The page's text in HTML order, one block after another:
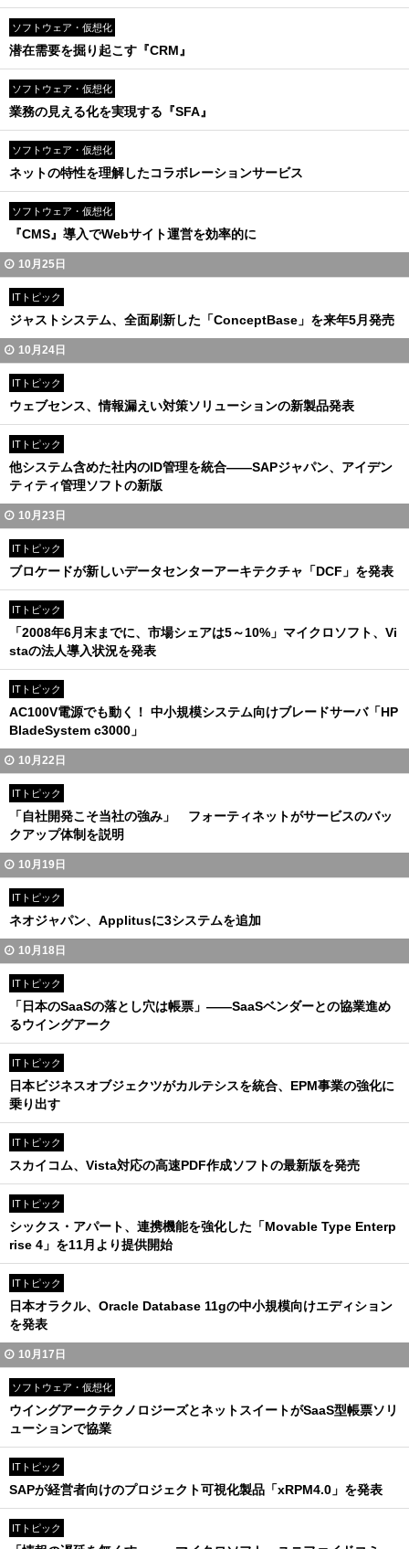
ソフトウェア・仮想化
潜在需要を掘り起こす『CRM』
ソフトウェア・仮想化
業務の見える化を実現する『SFA』
ソフトウェア・仮想化
ネットの特性を理解したコラボレーションサービス
ソフトウェア・仮想化
『CMS』導入でWebサイト運営を効率的に
10月25日
ITトピック
ジャストシステム、全面刷新した「ConceptBase」を来年5月発売
10月24日
ITトピック
ウェブセンス、情報漏えい対策ソリューションの新製品発表
ITトピック
他システム含めた社内のID管理を統合――SAPジャパン、アイデン
ティティ管理ソフトの新版
10月23日
ITトピック
ブロケードが新しいデータセンターアーキテクチャ「DCF」を発表
ITトピック
「2008年6月末までに、市場シェアは5～10%」マイクロソフト、Vi
staの法人導入状況を発表
ITトピック
AC100V電源でも動く！ 中小規模システム向けブレードサーバ「HP
BladeSystem c3000」
10月22日
ITトピック
「自社開発こそ当社の強み」 フォーティネットがサービスのバッ
クアップ体制を説明
10月19日
ITトピック
ネオジャパン、Applitusに3システムを追加
10月18日
ITトピック
「日本のSaaSの落とし穴は帳票」――SaaSベンダーとの協業進め
るウイングアーク
ITトピック
日本ビジネスオブジェクツがカルテシスを統合、EPM事業の強化に
乗り出す
ITトピック
スカイコム、Vista対応の高速PDF作成ソフトの最新版を発売
ITトピック
シックス・アパート、連携機能を強化した「Movable Type Enterp
rise 4」を11月より提供開始
ITトピック
日本オラクル、Oracle Database 11gの中小規模向けエディション
を発表
10月17日
ソフトウェア・仮想化
ウイングアークテクノロジーズとネットスイートがSaaS型帳票ソリ
ューションで協業
ITトピック
SAPが経営者向けのプロジェクト可視化製品「xRPM4.0」を発表
ITトピック